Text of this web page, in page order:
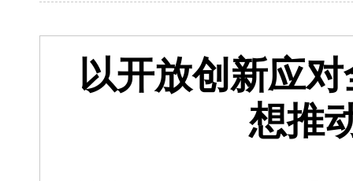
以开放创新应
想推